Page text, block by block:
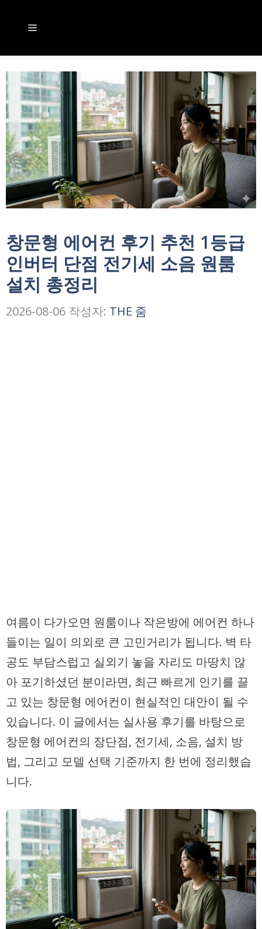
로
건
너
뛰
기
메
뉴
창문형 에어컨 후기 추천 1등급
인버터 단점 전기세 소음 원룸
설치 총정리
2026-08-06 작성자: THE 줌
여름이 다가오면 원룸이나 작은방에 에어컨 하나
들이는 일이 의외로 큰 고민거리가 됩니다. 벽 타
공도 부담스럽고 실외기 놓을 자리도 마땅치 않
아 포기하셨던 분이라면, 최근 빠르게 인기를 끌
고 있는 창문형 에어컨이 현실적인 대안이 될 수
있습니다. 이 글에서는 실사용 후기를 바탕으로
창문형 에어컨의 장단점, 전기세, 소음, 설치 방
법, 그리고 모델 선택 기준까지 한 번에 정리했습
니다.